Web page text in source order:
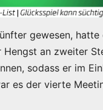
gewesen,
an zweiter
sodass er im
es der vierte